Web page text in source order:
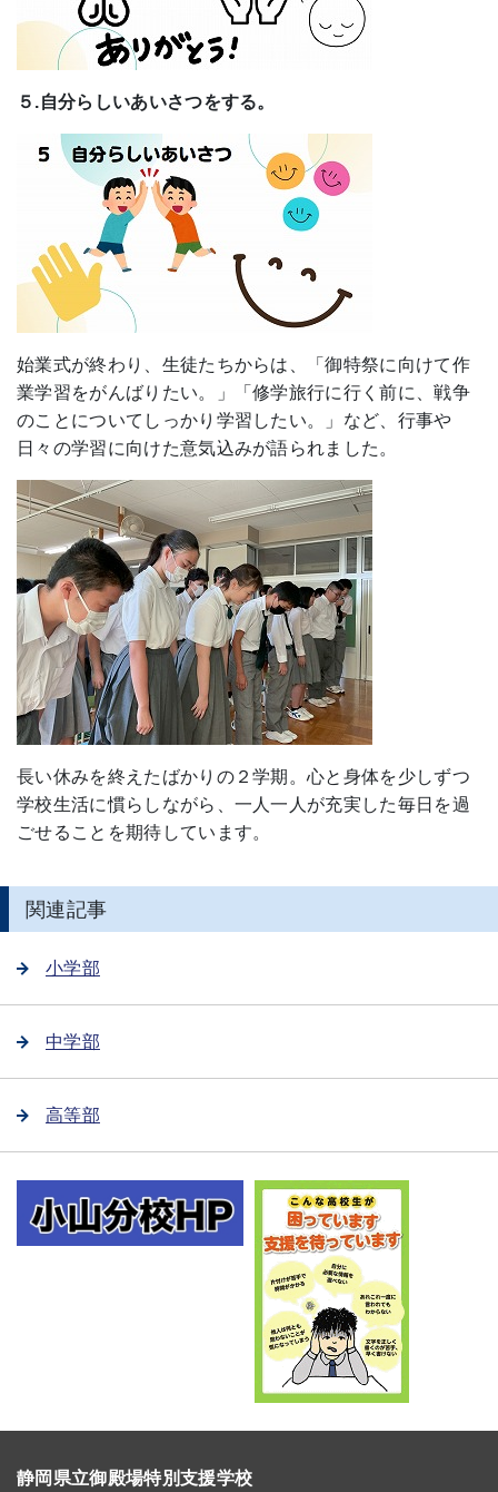
５.自分らしいあいさつをする。
始業式が終わり、生徒たちからは、「御特祭に向けて作
業学習をがんばりたい。」「修学旅行に行く前に、戦争
のことについてしっかり学習したい。」など、行事や
日々の学習に向けた意気込みが語られました。
長い休みを終えたばかりの２学期。心と身体を少しずつ
学校生活に慣らしながら、一人一人が充実した毎日を過
ごせることを期待しています。
関連記事
小学部
中学部
高等部
静岡県立御殿場特別支援学校